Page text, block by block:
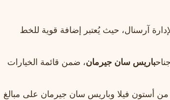
آرسنال، حيث يُعتبر إضافة قوية للخط
باريس سان جيرمان، ضمن قائمة الخيارات
أستون فيلا وباريس سان جيرمان على مبالغ